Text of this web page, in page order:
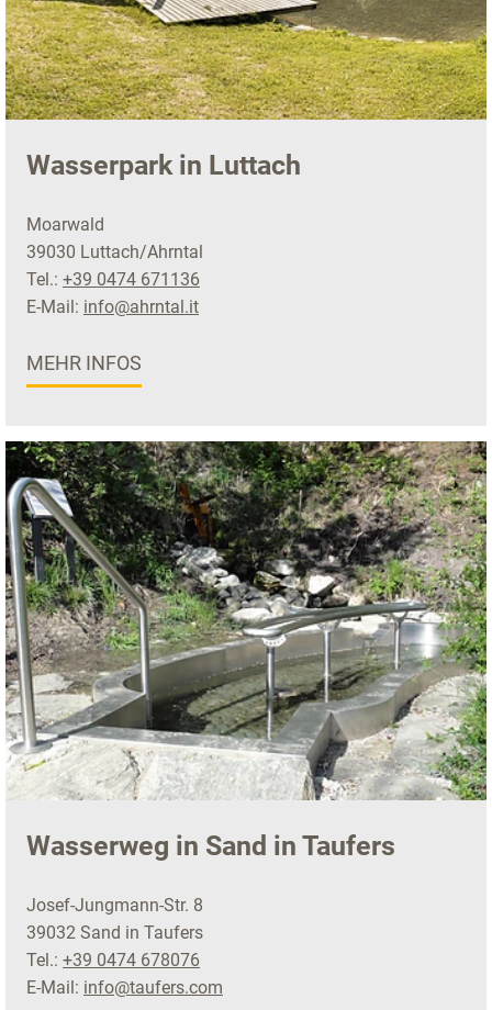
Wasserpark in Luttach
Moarwald
39030 Luttach/Ahrntal
Tel.: +39 0474 671136
E-Mail: info@ahrntal.it
MEHR INFOS
Wasserweg in Sand in Taufers
Josef-Jungmann-Str. 8
39032 Sand in Taufers
Tel.: +39 0474 678076
E-Mail: info@taufers.com